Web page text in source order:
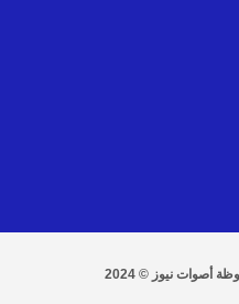
أصوات نيوز © 2024